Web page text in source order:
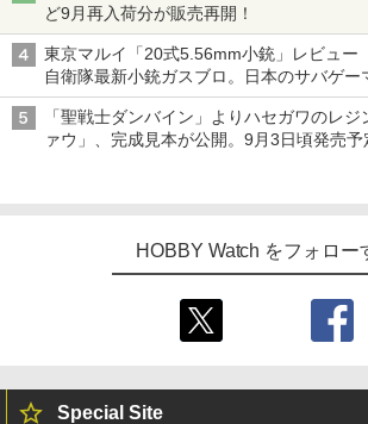
ど9月再入荷分が販売再開！
東京マルイ「20式5.56mm小銃」レビュー
自衛隊最新小銃ガスブロ。日本のサバゲー
「聖戦士ダンバイン」よりハセガワのレ
ァウ」、完成見本が公開。9月3日頃発売予
HOBBY Watch をフォロー
Special Site